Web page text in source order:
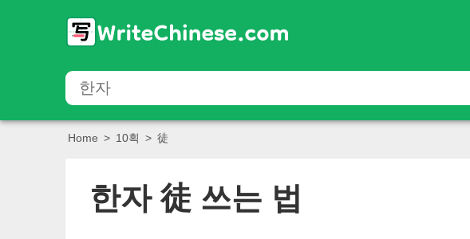
Home > 10획 > 徒
한자徒 쓰는 법